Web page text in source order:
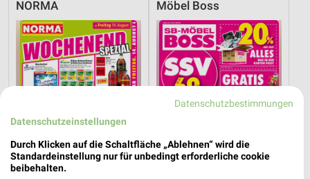
NORMA Möbel Boss
Datenschutzbestimmungen
Datenschutzeinstellungen
Durch Klicken auf die Schaltfläche „Ablehnen“ wird die
Standardeinstellung nur für unbedingt erforderliche cookie
beibehalten.